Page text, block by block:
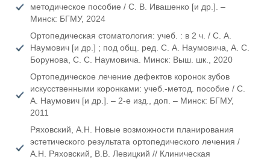
методическое пособие / С. В. Ивашенко [и др.]. –
Минск: БГМУ, 2024
Ортопедическая стоматология: учеб. : в 2 ч. / С. А.
Наумович [и др.] ; под общ. ред. С. А. Наумовича, А. С.
Борунова, С. С. Наумовича. Минск: Выш. шк., 2020
Ортопедическое лечение дефектов коронок зубов
искусственными коронками: учеб.-метод. пособие / С.
А. Наумович [и др.]. – 2-е изд., доп. – Минск: БГМУ,
2011
Ряховский, А.Н. Новые возможности планирования
эстетического результата ортопедического лечения /
А.Н. Ряховский, В.В. Левицкий // Клиническая